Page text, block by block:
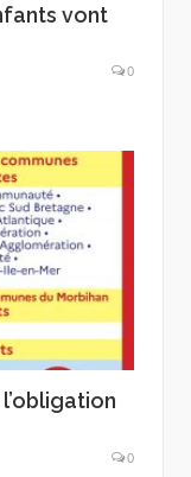
vont
0
0